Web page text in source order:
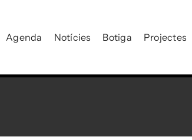
Agenda Notícies Botiga Projectes